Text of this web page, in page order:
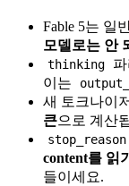
Fable 5는 일
모델로는 안
thinking
이는
새 토크나이
큰으로 계산
content를 읽
들이세요.